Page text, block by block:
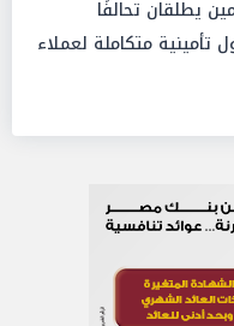
يطلقان تحالفًا
تأمينية متكاملة لعملاء